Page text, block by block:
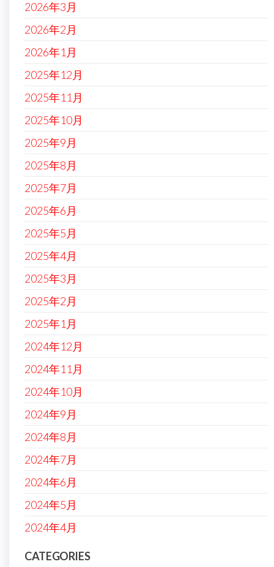
2026年3月
2026年2月
2026年1月
2025年12月
2025年11月
2025年10月
2025年9月
2025年8月
2025年7月
2025年6月
2025年5月
2025年4月
2025年3月
2025年2月
2025年1月
2024年12月
2024年11月
2024年10月
2024年9月
2024年8月
2024年7月
2024年6月
2024年5月
2024年4月
CATEGORIES